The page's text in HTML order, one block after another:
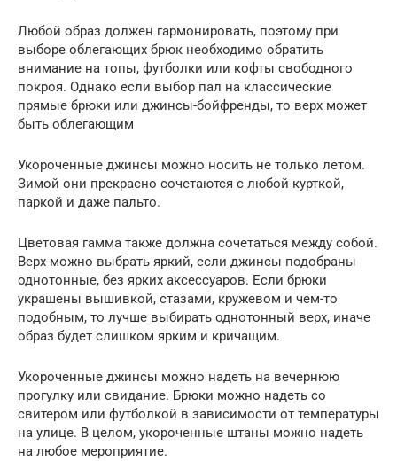
Любой образ должен гармонировать, поэтому при
выборе облегающих брюк необходимо обратить
внимание на топы, футболки или кофты свободного
покроя. Однако если выбор пал на классические
прямые брюки или джинсы-бойфренды, то верх может
быть облегающим
Укороченные джинсы можно носить не только летом.
Зимой они прекрасно сочетаются с любой курткой,
паркой и даже пальто.
Цветовая гамма также должна сочетаться между собой.
Верх можно выбрать яркий, если джинсы подобраны
однотонные, без ярких аксессуаров. Если брюки
украшены вышивкой, стазами, кружевом и чем-то
подобным, то лучше выбирать однотонный верх, иначе
образ будет слишком ярким и кричащим.
Укороченные джинсы можно надеть на вечернюю
прогулку или свидание. Брюки можно надеть со
свитером или футболкой в зависимости от температуры
на улице. В целом, укороченные штаны можно надеть
на любое мероприятие.